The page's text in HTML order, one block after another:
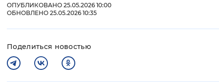
ОПУБЛИКОВАНО 25.05.2026 10:00
ОБНОВЛЕНО 25.05.2026 10:35
Поделиться новостью